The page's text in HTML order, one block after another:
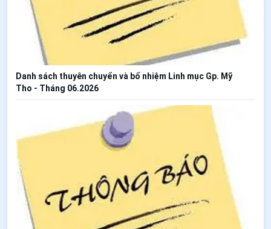
Danh sách thuyên chuyển và bổ nhiệm Linh mục Gp. Mỹ
Tho - Tháng 06.2026